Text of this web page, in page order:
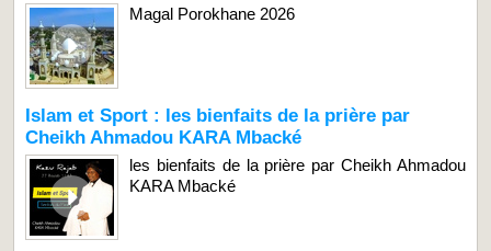
Magal Porokhane 2026
Islam et Sport : les bienfaits de la prière par
Cheikh Ahmadou KARA Mbacké
les bienfaits de la prière par Cheikh Ahmadou
KARA Mbacké